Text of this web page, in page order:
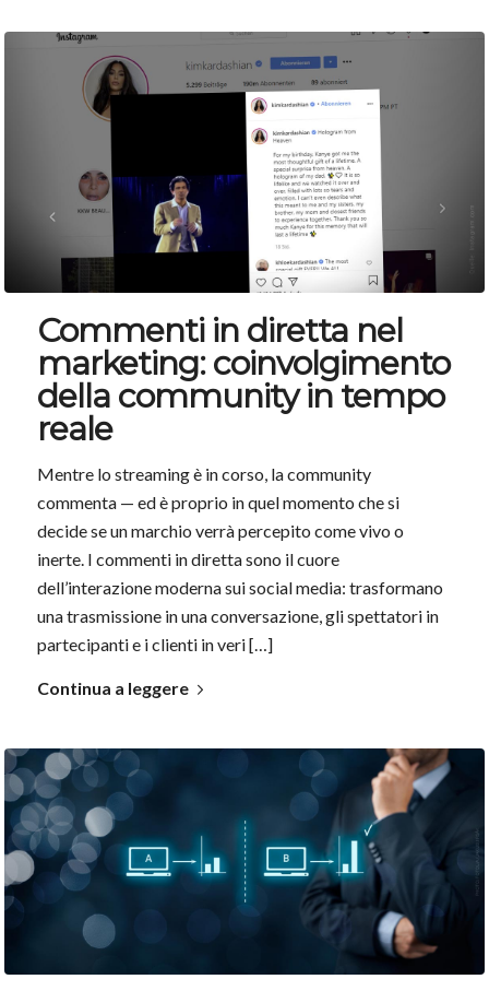
Commenti in diretta nel
marketing: coinvolgimento
della community in tempo
reale
Mentre lo streaming è in corso, la community
commenta — ed è proprio in quel momento che si
decide se un marchio verrà percepito come vivo o
inerte. I commenti in diretta sono il cuore
dell’interazione moderna sui social media: trasformano
una trasmissione in una conversazione, gli spettatori in
partecipanti e i clienti in veri […]
Continua a leggere